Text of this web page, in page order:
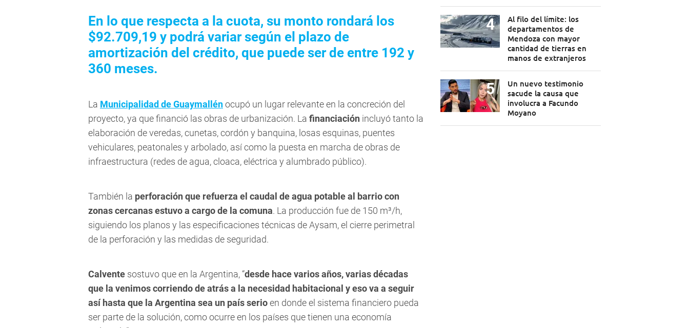
En lo que respecta a la cuota, su monto rondará los
$92.709,19 y podrá variar según el plazo de
amortización del crédito, que puede ser de entre 192 y
360 meses.
La Municipalidad de Guaymallénocupó un lugar relevante en la concreción del
proyecto, ya que financió las obras de urbanización. La financiación incluyó tanto la
elaboración de veredas, cunetas, cordón y banquina, losas esquinas, puentes
vehiculares, peatonales y arbolado, así como la puesta en marcha de obras de
infraestructura (redes de agua, cloaca, eléctrica y alumbrado público).
También la perforación que refuerza el caudal de agua potable al barrio con
zonas cercanas estuvo a cargo de la comuna. La producción fue de 150 m³/h,
siguiendo los planos y las especificaciones técnicas de Aysam, el cierre perimetral
de la perforación y las medidas de seguridad.
Calvente sostuvo que en la Argentina, “desde hace varios años, varias décadas
que la venimos corriendo de atrás a la necesidad habitacional y eso va a seguir
así hasta que la Argentina sea un país serioen donde el sistema financiero pueda
ser parte de la solución, como ocurre en los países que tienen una economía
Al filo del límite: los
departamentos de
Mendoza con mayor
cantidad de tierras en
manos de extranjeros
Un nuevo testimonio
sacude la causa que
involucra a Facundo
Moyano